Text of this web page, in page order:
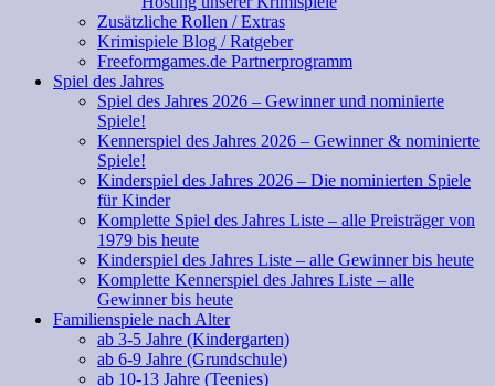
Zusätzliche Rollen / Extras
Krimispiele Blog / Ratgeber
Freeformgames.de Partnerprogramm
Spiel des Jahres
Spiel des Jahres 2026 – Gewinner und nominierte
Spiele!
Kennerspiel des Jahres 2026 – Gewinner & nominierte
Spiele!
Kinderspiel des Jahres 2026 – Die nominierten Spiele
für Kinder
Komplette Spiel des Jahres Liste – alle Preisträger von
1979 bis heute
Kinderspiel des Jahres Liste – alle Gewinner bis heute
Komplette Kennerspiel des Jahres Liste – alle
Gewinner bis heute
Familienspiele nach Alter
ab 3-5 Jahre (Kindergarten)
ab 6-9 Jahre (Grundschule)
ab 10-13 Jahre (Teenies)